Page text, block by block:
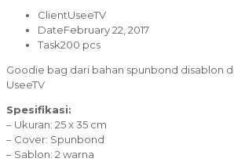
ClientUseeTV
DateFebruary 22, 2017
Task200 pcs
Goodie bag dari bahan spunbond disablon
UseeTV
Spesifikasi:
– Ukuran: 25 x 35 cm
– Cover: Spunbond
– Sablon: 2 warna